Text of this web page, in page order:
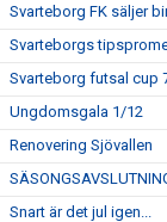
Svarteborg FK säljer
Svarteborgs
Svarteborg futsal cup
Ungdomsgala 1/12
Renovering Sjövallen
Snart är det jul igen...